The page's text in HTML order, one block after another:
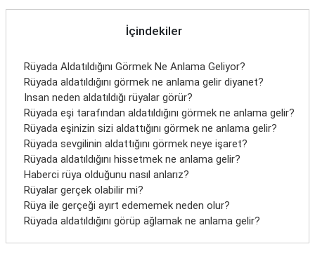
İletişim
İçindekiler
Rüyada Aldatıldığını Görmek Ne Anlama Geliyor?
Rüyada aldatıldığını görmek ne anlama gelir diyanet?
Insan neden aldatıldığı rüyalar görür?
Rüyada eşi tarafından aldatıldığını görmek ne anlama gelir?
Rüyada eşinizin sizi aldattığını görmek ne anlama gelir?
Rüyada sevgilinin aldattığını görmek neye işaret?
Rüyada aldatıldığını hissetmek ne anlama gelir?
Haberci rüya olduğunu nasıl anlarız?
Rüyalar gerçek olabilir mi?
Rüya ile gerçeği ayırt edememek neden olur?
Rüyada aldatıldığını görüp ağlamak ne anlama gelir?